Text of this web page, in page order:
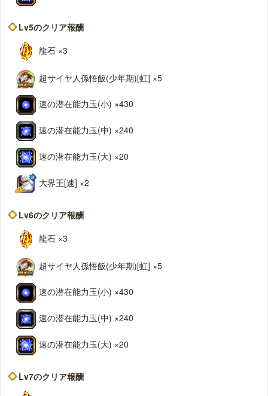
Lv5のクリア報酬
龍石 ×3
超サイヤ人孫悟飯(少年期)[虹] ×5
速の潜在能力玉(小) ×430
速の潜在能力玉(中) ×240
速の潜在能力玉(大) ×20
大界王[速] ×2
Lv6のクリア報酬
龍石 ×3
超サイヤ人孫悟飯(少年期)[虹] ×5
速の潜在能力玉(小) ×430
速の潜在能力玉(中) ×240
速の潜在能力玉(大) ×20
Lv7のクリア報酬